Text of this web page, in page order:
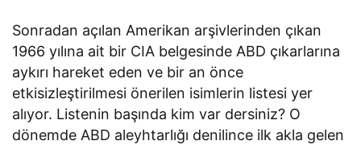
Sonradan açılan Amerikan arşivlerinden çıkan
1966 yılına ait bir CIA belgesinde ABD çıkarlarına
aykırı hareket eden ve bir an önce
etkisizleştirilmesi önerilen isimlerin listesi yer
alıyor. Listenin başında kim var dersiniz? O
dönemde ABD aleyhtarlığı denilince ilk akla gelen